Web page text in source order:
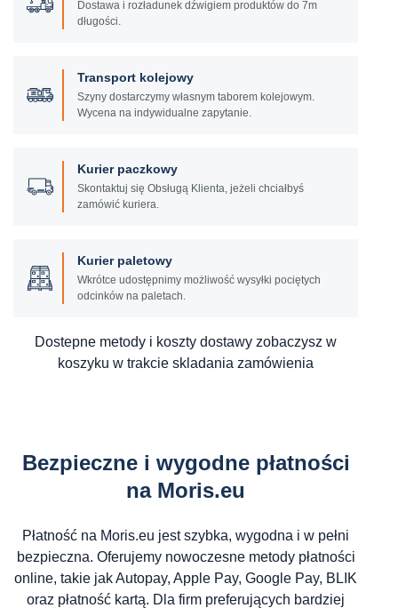
Dostawa i rozładunek dźwigiem produktów do 7m
długości.
Transport kolejowy
Szyny dostarczymy własnym taborem kolejowym.
Wycena na indywidualne zapytanie.
Kurier paczkowy
Skontaktuj się Obsługą Klienta, jeżeli chciałbyś
zamówić kuriera.
Kurier paletowy
Wkrótce udostępnimy możliwość wysyłki pociętych
odcinków na paletach.
Dostepne metody i koszty dostawy zobaczysz w
koszyku w trakcie skladania zamówienia
Bezpieczne i wygodne płatności
na Moris.eu
Płatność na Moris.eu jest szybka, wygodna i w pełni
bezpieczna. Oferujemy nowoczesne metody płatności
online, takie jak Autopay, Apple Pay, Google Pay, BLIK
oraz płatność kartą. Dla firm preferujących bardziej